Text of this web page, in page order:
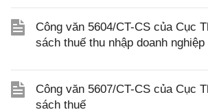
Công văn 5604/CT-CS của Cục
sách thuế thu nhập doanh nghiệp
Công văn 5607/CT-CS của Cục
sách thuế